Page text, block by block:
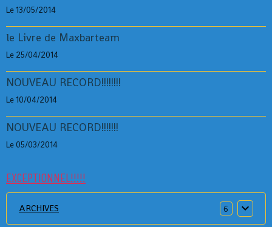
Le 13/05/2014
le Livre de Maxbarteam
Le 25/04/2014
NOUVEAU RECORD!!!!!!!!
Le 10/04/2014
NOUVEAU RECORD!!!!!!!
Le 05/03/2014
EXCEPTIONNEL!!!!!
ARCHIVES 6